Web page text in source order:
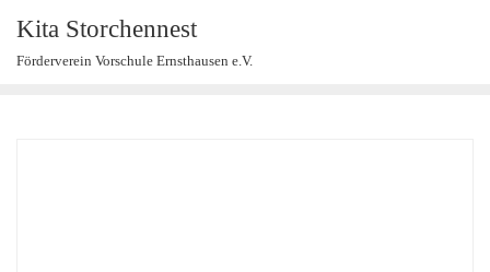
Kita Storchennest
Förderverein Vorschule Ernsthausen e.V.